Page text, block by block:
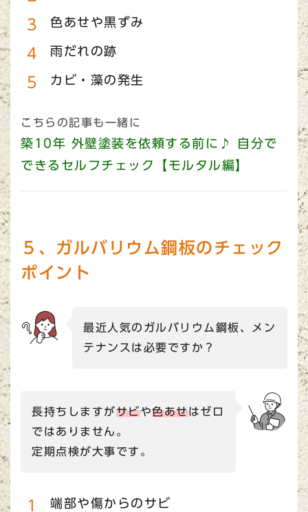
色あせや黒ずみ
雨だれの跡
カビ・藻の発生
こちらの記事も一緒に
築10年 外壁塗装を依頼する前に♪ 自分で
できるセルフチェック【モルタル編】
５、ガルバリウム鋼板のチェック
ポイント
最近人気のガルバリウム鋼板、メン
テナンスは必要ですか？
長持ちしますがサビや色あせはゼロ
ではありません。
定期点検が大事です。
端部や傷からのサビ